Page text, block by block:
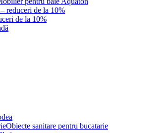
reduceri de la 10%
de la 10%
Obiecte sanitare pentru bucatarie